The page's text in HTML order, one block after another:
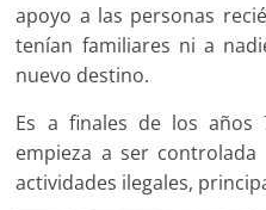
apoyo a las personas
tenían familiares ni a
nuevo destino.
Es a finales de los años
empieza a ser
actividades ilegales,